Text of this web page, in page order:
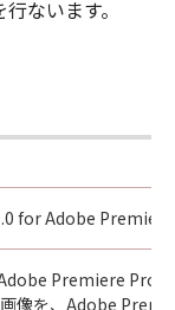
ないます。
for Adobe
Premiere Proは
像を、Adobe